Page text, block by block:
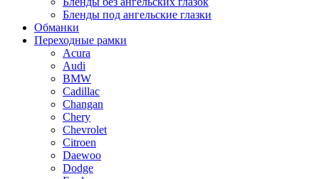
Бленды под ангельские глазки
Обманки
Переходные рамки
Acura
Audi
BMW
Cadillac
Changan
Chery
Chevrolet
Citroen
Daewoo
Dodge